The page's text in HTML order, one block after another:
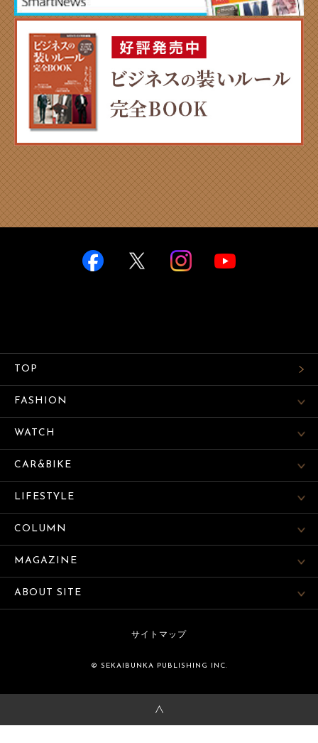
TOP
FASHION
WATCH
CAR&BIKE
LIFESTYLE
COLUMN
MAGAZINE
ABOUT SITE
サイトマップ
© SEKAIBUNKA PUBLISHING INC.